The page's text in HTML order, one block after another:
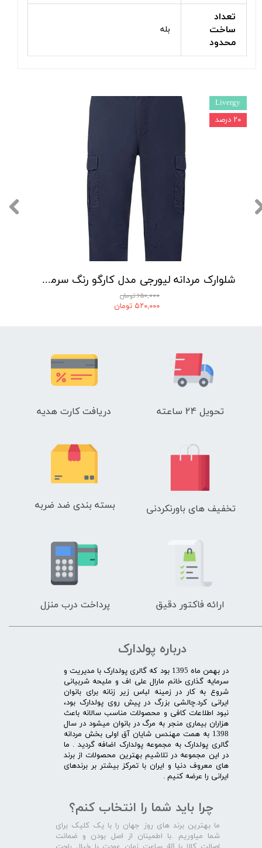
تعداد
ساخت
محدود
بله
شلوارک مردانه لیورجی مدل کارگو رنگ سرمه‌ای
۶۵۰,۰۰۰ تومان
۵۲۰,۰۰۰ تومان
Livergy
۲۰ درصد
تحویل 24 ساعته دریافت کارت هدیه
تخفیف های باورنکردنی بسته بندی ضد ضربه
ارائه فاکتور دقیق پرداخت درب منزل
درباره پولدارک
در بهمن ماه 1395 بود که گالری پولدارک با مدیریت و
سرمایه گذاری خانم مارال علی اف و ملیحه شربیانی
شروع به کار در زمینه لباس زیر زنانه برای بانوان
ایرانی کرد.چالشی بزرگ در پیش روی پولدارک بود،
نبود اطلاعات کافی و محصولات مناسب سالانه باعث
هزاران بیماری منجر به مرگ در بانوان میشود در سال
1398 به همت مهندس شایان آق اولی بخش مردانه
گالری پولدارک به مجموعه پولدارک اضافه گردید . ما
در این مجموعه در تلاشیم بهترین محصولات از برند
های معروف دنیا و ایران با تمرکز بیشتر بر برندهای
ایرانی را عرضه کنیم .​​​​​​​
چرا باید شما را انتخاب کنم؟
ما بهترین برند های روز جهان را با یک کلیک برای
شما میاوریم .با اطمینان از اصل بودن و ضمانت